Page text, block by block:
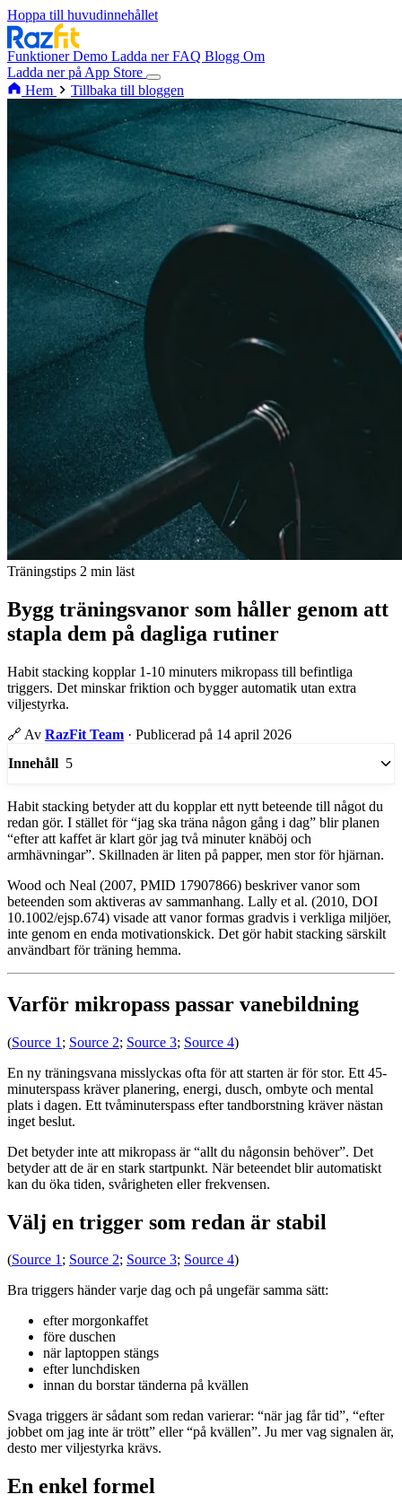
Hoppa till huvudinnehållet
FunktionerDemo Ladda nerFAQ Blogg Om
Ladda ner på App Store
Hem
Tillbaka till bloggen
Träningstips 2 min läst
Bygg träningsvanor som håller genom att
stapla dem på dagliga rutiner
Habit stacking kopplar 1-10 minuters mikropass till befintliga
triggers. Det minskar friktion och bygger automatik utan extra
viljestyrka.
🔗 Av RazFit Team · Publicerad på 14 april 2026
Innehåll 5
Habit stacking betyder att du kopplar ett nytt beteende till något du
redan gör. I stället för “jag ska träna någon gång i dag” blir planen
“efter att kaffet är klart gör jag två minuter knäböj och
armhävningar”. Skillnaden är liten på papper, men stor för hjärnan.
Wood och Neal (2007, PMID 17907866) beskriver vanor som
beteenden som aktiveras av sammanhang. Lally et al. (2010, DOI
10.1002/ejsp.674) visade att vanor formas gradvis i verkliga miljöer,
inte genom en enda motivationskick. Det gör habit stacking särskilt
användbart för träning hemma.
Varför mikropass passar vanebildning
(Source 1 ; Source 2; Source 3; Source 4)
En ny träningsvana misslyckas ofta för att starten är för stor. Ett 45-
minuterspass kräver planering, energi, dusch, ombyte och mental
plats i dagen. Ett tvåminuterspass efter tandborstning kräver nästan
inget beslut.
Det betyder inte att mikropass är “allt du någonsin behöver”. Det
betyder att de är en stark startpunkt. När beteendet blir automatiskt
kan du öka tiden, svårigheten eller frekvensen.
Välj en trigger som redan är stabil
(Source 1; Source 2; Source 3; Source 4)
Bra triggers händer varje dag och på ungefär samma sätt:
efter morgonkaffet
före duschen
när laptoppen stängs
efter lunchdisken
innan du borstar tänderna på kvällen
Svaga triggers är sådant som redan varierar: “när jag får tid”, “efter
jobbet om jag inte är trött” eller “på kvällen”. Ju mer vag signalen är,
desto mer viljestyrka krävs.
En enkel formel